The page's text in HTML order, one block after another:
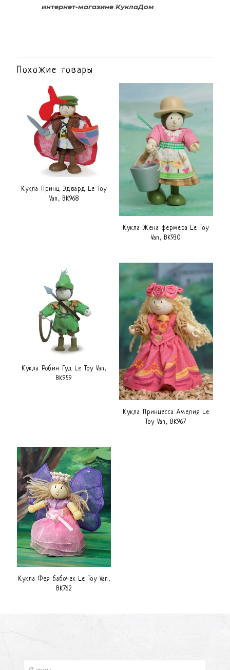
интернет-магазине КуклаДом
Похожие товары
Кукла Принц Эдвард Le Toy
Van, BK968
Кукла Жена фермера Le Toy
Van, BK930
Кукла Робин Гуд Le Toy Van,
BK959
Кукла Принцесса Амелия Le
Toy Van, BK967
Кукла Фея бабочек Le Toy Van,
BK762